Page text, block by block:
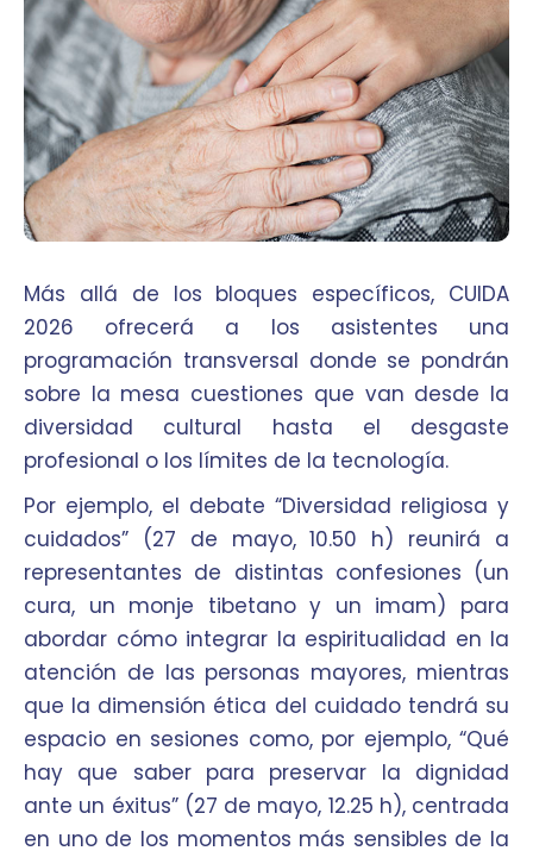
Más allá de los bloques específicos, CUIDA
2026 ofrecerá a los asistentes una
programación transversal donde se pondrán
sobre la mesa cuestiones que van desde la
diversidad cultural hasta el desgaste
profesional o los límites de la tecnología.
Por ejemplo, el debate “Diversidad religiosa y
cuidados” (27 de mayo, 10.50 h) reunirá a
representantes de distintas confesiones (un
cura, un monje tibetano y un imam) para
abordar cómo integrar la espiritualidad en la
atención de las personas mayores, mientras
que la dimensión ética del cuidado tendrá su
espacio en sesiones como, por ejemplo, “Qué
hay que saber para preservar la dignidad
ante un éxitus” (27 de mayo, 12.25 h), centrada
en uno de los momentos más sensibles de la